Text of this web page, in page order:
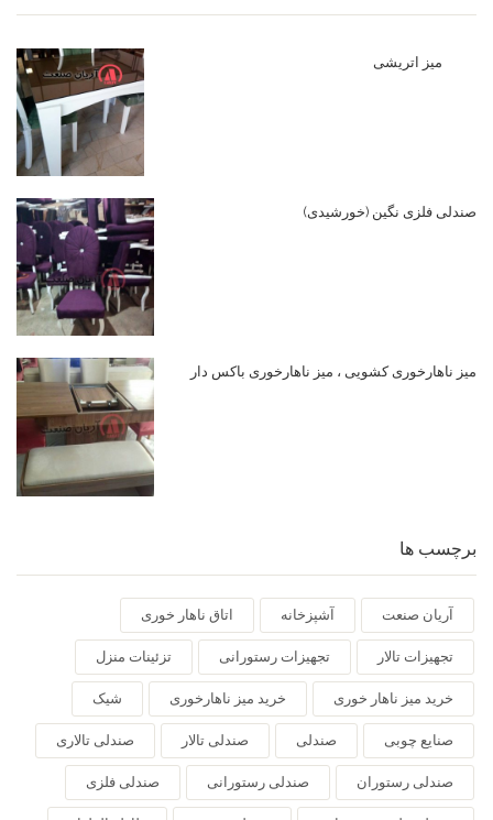
میز اتریشی
صندلی فلزی نگین (خورشیدی)
میز ناهارخوری کشویی ، میز ناهارخوری باکس دار
برچسب ها
آریان صنعت آشپزخانه اتاق ناهار خوری
تجهیزات تالار تجهیزات رستورانی تزئینات منزل
خرید میز ناهار خوری خرید میز ناهارخوری شیک
صنایع چوبی صندلی صندلی تالار صندلی تالاری
صندلی رستوران صندلی رستورانی صندلی فلزی